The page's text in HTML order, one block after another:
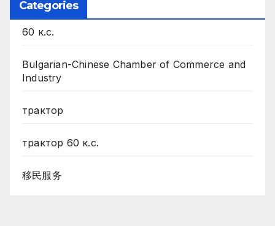
Categories
60 к.с.
Bulgarian-Chinese Chamber of Commerce and
Industry
трактор
трактор 60 к.с.
移民服务